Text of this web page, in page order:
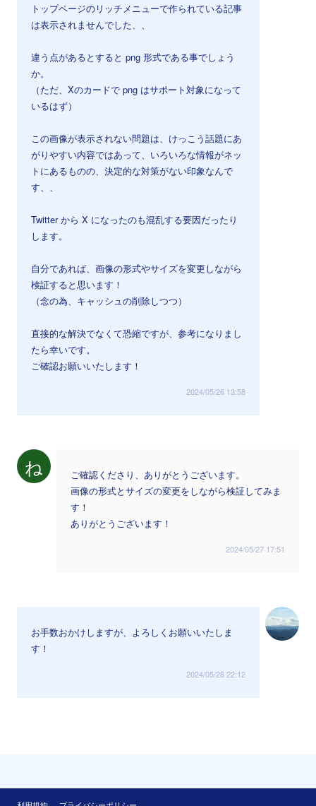
トップページのリッチメニューで作られている記事
は表示されませんでした、、
違う点があるとすると png 形式である事でしょう
か。
（ただ、Xのカードで png はサポート対象になって
いるはず）
この画像が表示されない問題は、けっこう話題にあ
がりやすい内容ではあって、いろいろな情報がネッ
トにあるものの、決定的な対策がない印象なんで
す、、
Twitter から X になったのも混乱する要因だったり
します。
自分であれば、画像の形式やサイズを変更しながら
検証すると思います！
（念の為、キャッシュの削除しつつ）
直接的な解決でなくて恐縮ですが、参考になりまし
たら幸いです。
ご確認お願いいたします！
2024/05/26 13:58
ね
ご確認くださり、ありがとうございます。
画像の形式とサイズの変更をしながら検証してみま
す！
ありがとうございます！
2024/05/27 17:51
お手数おかけしますが、よろしくお願いいたしま
す！
2024/05/28 22:12